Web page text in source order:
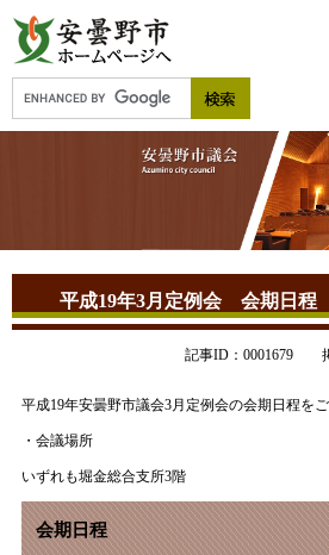
平成19年3月定例会 会期日程
記事ID：0001679
平成19年安曇野市議会3月定例会の会期日程をご
・会議場所
いずれも堀金総合支所3階
会期日程